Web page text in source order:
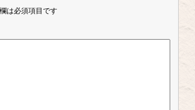
は必須項目です